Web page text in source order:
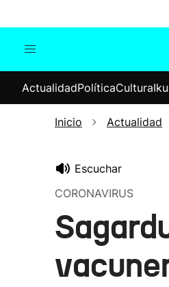
Internacional
ActualidadPolíticaCultura
Inicio Actualidad
Escuchar
CORONAVIRUS